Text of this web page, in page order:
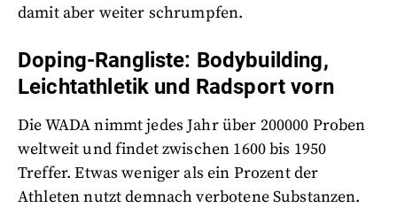
damit aber weiter schrumpfen.
Doping-Rangliste: Bodybuilding,
Leichtathletik und Radsport vorn
Die WADA nimmt jedes Jahr über 200000 Proben
weltweit und findet zwischen 1600 bis 1950
Treffer. Etwas weniger als ein Prozent der
Athleten nutzt demnach verbotene Substanzen.